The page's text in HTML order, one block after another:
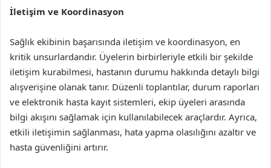
İletişim ve Koordinasyon
Sağlık ekibinin başarısında iletişim ve koordinasyon, en
kritik unsurlardandır. Üyelerin birbirleriyle etkili bir şekilde
iletişim kurabilmesi, hastanın durumu hakkında detaylı bilgi
alışverişine olanak tanır. Düzenli toplantılar, durum raporları
ve elektronik hasta kayıt sistemleri, ekip üyeleri arasında
bilgi akışını sağlamak için kullanılabilecek araçlardır. Ayrıca,
etkili iletişimin sağlanması, hata yapma olasılığını azaltır ve
hasta güvenliğini artırır.